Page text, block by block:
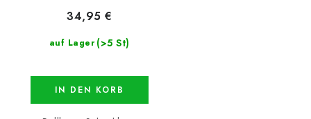
auf Lager (>5 St)
34,95 €
IN DEN KORB